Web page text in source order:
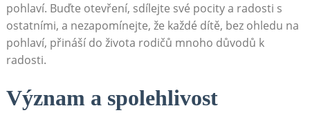
pohlaví. Buďte otevření, sdílejte své pocity a radosti s
ostatními, a nezapomínejte, že každé dítě, bez ohledu na
pohlaví, přináší do života rodičů mnoho důvodů k
radosti.
Význam a spolehlivost